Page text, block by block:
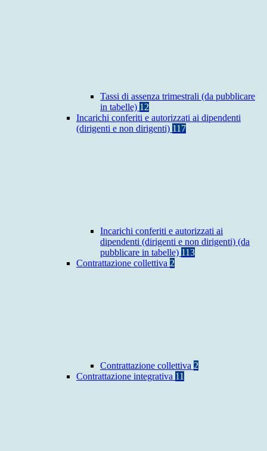
Tassi di assenza trimestrali (da pubblicare
in tabelle) 12
Incarichi conferiti e autorizzati ai dipendenti
(dirigenti e non dirigenti) 117
Incarichi conferiti e autorizzati ai
dipendenti (dirigenti e non dirigenti) (da
pubblicare in tabelle) 113
Contrattazione collettiva 2
Contrattazione collettiva 2
Contrattazione integrativa 11